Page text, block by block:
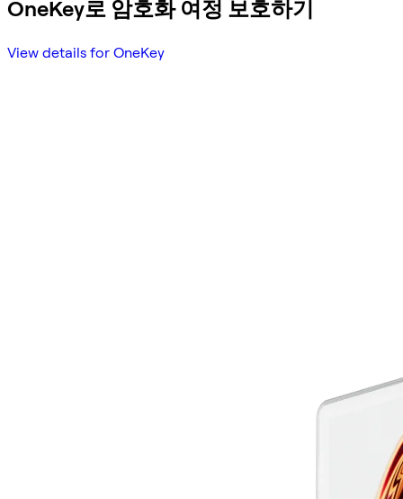
OneKey로 암호화 여정 보호하기
View details for OneKey